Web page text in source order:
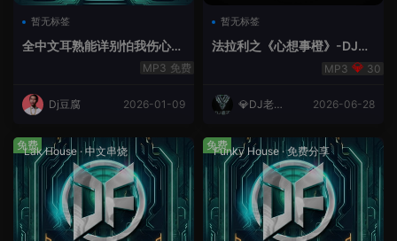
暂无标签
全中文耳熟能详别怕我伤心
爱的代价lakHouse专辑v59R
免费
Dj豆腐 2026-01-09
暂无标签
法拉利之《心想事橙》-DJ老
30
💎DJ老王
2026-06-28
Lak House · 中文串烧
免费 Funky House ·免费分享
免费